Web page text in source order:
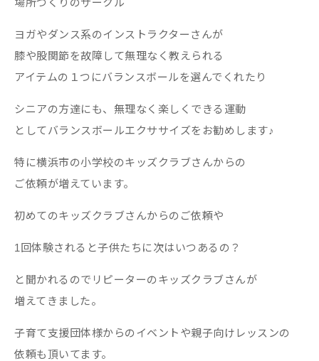
場所つくりのサークル
ヨガやダンス系のインストラクターさんが
膝や股関節を故障して無理なく教えられる
アイテムの１つにバランスボールを選んでくれたり
シニアの方達にも、無理なく楽しくできる運動
としてバランスボールエクササイズをお勧めします♪
特に横浜市の小学校のキッズクラブさんからの
ご依頼が増えています。
初めてのキッズクラブさんからのご依頼や
1回体験されると子供たちに次はいつあるの？
と聞かれるのでリピーターのキッズクラブさんが
増えてきました。
子育て支援団体様からのイベントや親子向けレッスンの
依頼も頂いてます。